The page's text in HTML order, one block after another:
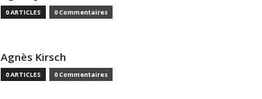
0 ARTICLES 0 Commentaires
Agnès Kirsch
0 ARTICLES 0 Commentaires